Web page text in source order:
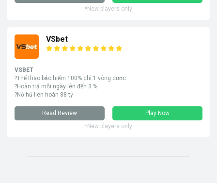
*New players only
VSbet
VSBET
?Thể thao bảo hiểm 100% chỉ 1 vòng cược
?Hoàn trả mỗi ngày lên đến 3 %
?Nỗ hủ liên hoàn 88 tỷ
Read Review
Play Now
*New players only